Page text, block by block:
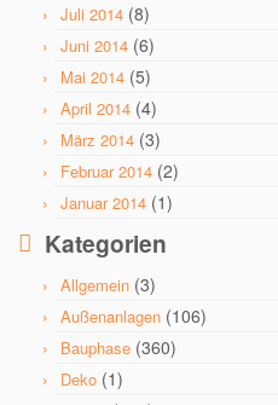
Juli 2014 (8)
Juni 2014 (6)
Mai 2014 (5)
April 2014 (4)
März 2014 (3)
Februar 2014 (2)
Januar 2014 (1)
Kategorien
Allgemein (3)
Außenanlagen (106)
Bauphase (360)
Deko (1)